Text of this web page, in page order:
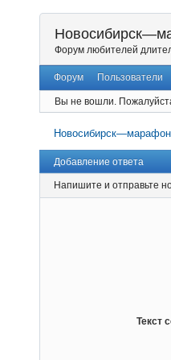
Форум любителей
Форум Пользователи
Вы не вошли.
Новосибирск—марафон
Добавление ответа
Напишите и отправьте
Текст